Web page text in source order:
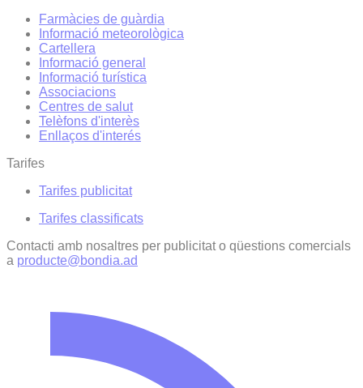
Farmàcies de guàrdia
Informació meteorològica
Cartellera
Informació general
Informació turística
Associacions
Centres de salut
Telèfons d'interès
Enllaços d'interés
Tarifes
Tarifes publicitat
Tarifes classificats
Contacti amb nosaltres per publicitat o qüestions comercials
a producte@bondia.ad